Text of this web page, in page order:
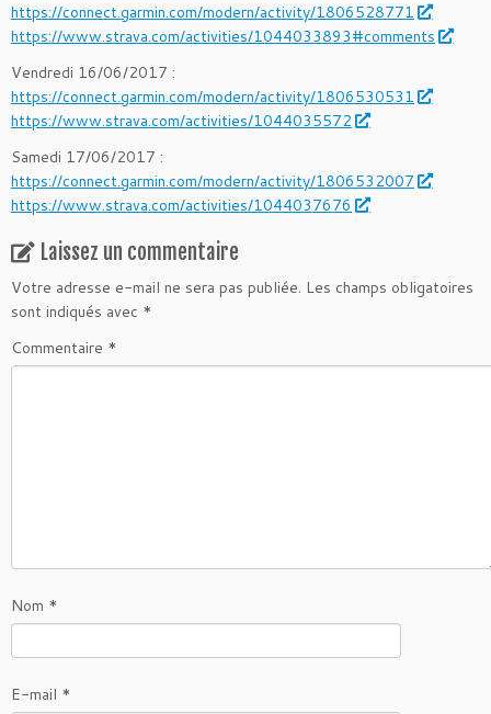
https://connect.garmin.com/modern/activity/1806528771
https://www.strava.com/activities/1044033893#comments
Vendredi 16/06/2017 :
https://connect.garmin.com/modern/activity/1806530531
https://www.strava.com/activities/1044035572
Samedi 17/06/2017 :
https://connect.garmin.com/modern/activity/1806532007
https://www.strava.com/activities/1044037676
Laissez un commentaire
Votre adresse e-mail ne sera pas publiée. Les champs obligatoires
sont indiqués avec *
Commentaire *
Nom *
E-mail *